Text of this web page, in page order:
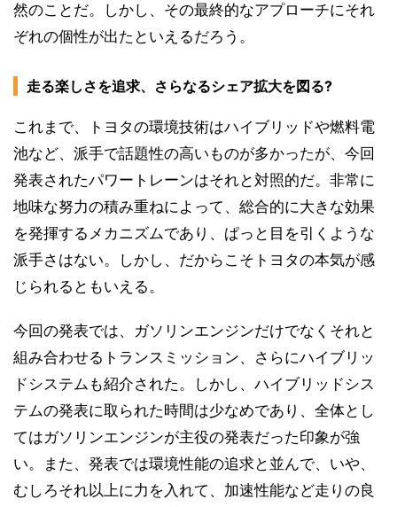
然のことだ。しかし、その最終的なアプローチにそれ
ぞれの個性が出たといえるだろう。
走る楽しさを追求、さらなるシェア拡大を図る?
これまで、トヨタの環境技術はハイブリッドや燃料電
池など、派手で話題性の高いものが多かったが、今回
発表されたパワートレーンはそれと対照的だ。非常に
地味な努力の積み重ねによって、総合的に大きな効果
を発揮するメカニズムであり、ぱっと目を引くような
派手さはない。しかし、だからこそトヨタの本気が感
じられるともいえる。
今回の発表では、ガソリンエンジンだけでなくそれと
組み合わせるトランスミッション、さらにハイブリッ
ドシステムも紹介された。しかし、ハイブリッドシス
テムの発表に取られた時間は少なめであり、全体とし
てはガソリンエンジンが主役の発表だった印象が強
い。また、発表では環境性能の追求と並んで、いや、
むしろそれ以上に力を入れて、加速性能など走りの良